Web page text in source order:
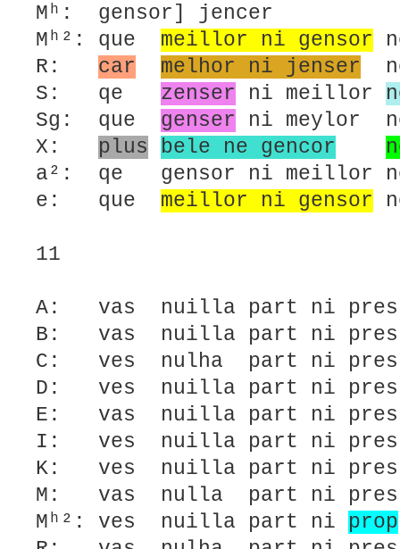
Mʰ: gensor] jencer
Mʰ²: que meillor ni gensor
R: car melhor ni jenser
S: qe zenser ni meillor
Sg: que genser ni meylor
X: plus bele ne gencor
a²: qe gensor ni meillor
e: que meillor ni gensor
11
A: vas nuilla part ni
B: vas nuilla part ni
C: ves nulha part ni pres
D: ves nuilla part ni
E: vas nuilla part ni pres
I: ves nuilla part ni pres
K: ves nuilla part ni
M: vas nulla part ni
Mʰ²: ves nuilla part ni prop